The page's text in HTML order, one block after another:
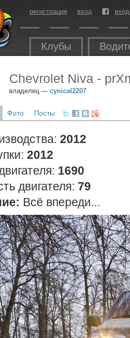
регистрация вход
Клубы
Chevrolet Niva -
владелец — cynical2207
Фото Посты
2012
2012
1690
двигателя: 79
Всё впереди...